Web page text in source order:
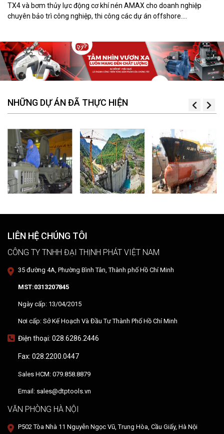
TX4 và bơm thủy lực động cơ khí nén AMAX cho doanh nghiệp
chuyên bảo trì công nghiệp, thi công các dự án offshore.
NHỮNG DỰ ÁN ĐÃ THỰC HIỆN
LIÊN HỆ CHÚNG TÔI
CÔNG TY TNHH ĐẠI THỊNH PHÁT VIỆT NAM
35 đường 4A, Phường Bình Tân, Thành phố Hồ Chí Minh
MST:0313207845
Ngày cấp: 13/04/2015
Nơi cấp: Sở Kế Hoạch Và Đầu Tư Thành Phố Hồ Chí Minh
Điện thoại: 028.6286.2446
Fax: 028.2200.0447
Sales HCM: 079.858.8879
Email: sales@dtptools.vn
VĂN PHÒNG HÀ NỘI
P502 Tòa Nhà 11 Nguyễn Ngọc Vũ, Trung Hòa, Cầu Giấy, Hà Nội